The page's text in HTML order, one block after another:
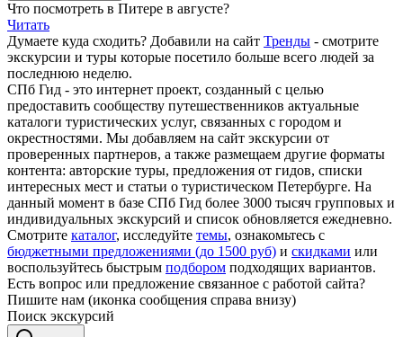
Что посмотреть в Питере в августе?
Читать
Думаете куда сходить? Добавили на сайт Тренды - смотрите
экскурсии и туры которые посетило больше всего людей за
последнюю неделю.
СПб Гид - это интернет проект, созданный с целью
предоставить сообществу путешественников актуальные
каталоги туристических услуг, связанных с городом и
окрестностями. Мы добавляем на сайт экскурсии от
проверенных партнеров, а также размещаем другие форматы
контента: авторские туры, предложения от гидов, списки
интересных мест и статьи о туристическом Петербурге. На
данный момент в базе СПб Гид более 3000 тысяч групповых и
индивидуальных экскурсий и список обновляется ежедневно.
Смотрите каталог, исследуйте темы, ознакомьтесь с
бюджетными предложениями (до 1500 руб) и скидками или
воспользуйтесь быстрым подбором подходящих вариантов.
Есть вопрос или предложение связанное с работой сайта?
Пишите нам (иконка сообщения справа внизу)
Поиск экскурсий